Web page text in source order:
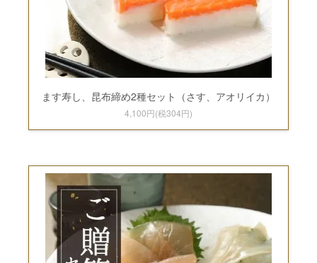
ます寿し、昆布締め2種セット（さす、アオリイカ）
4,100円(税304円)